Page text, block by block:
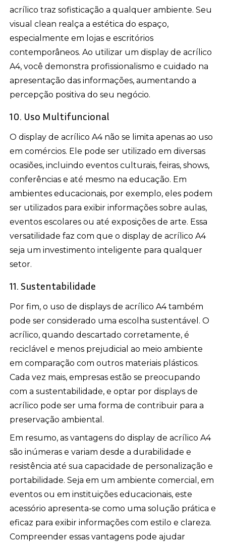
acrílico traz sofisticação a qualquer ambiente. Seu
visual clean realça a estética do espaço,
especialmente em lojas e escritórios
contemporâneos. Ao utilizar um display de acrílico
A4, você demonstra profissionalismo e cuidado na
apresentação das informações, aumentando a
percepção positiva do seu negócio.
10. Uso Multifuncional
O display de acrílico A4 não se limita apenas ao uso
em comércios. Ele pode ser utilizado em diversas
ocasiões, incluindo eventos culturais, feiras, shows,
conferências e até mesmo na educação. Em
ambientes educacionais, por exemplo, eles podem
ser utilizados para exibir informações sobre aulas,
eventos escolares ou até exposições de arte. Essa
versatilidade faz com que o display de acrílico A4
seja um investimento inteligente para qualquer
setor.
11. Sustentabilidade
Por fim, o uso de displays de acrílico A4 também
pode ser considerado uma escolha sustentável. O
acrílico, quando descartado corretamente, é
reciclável e menos prejudicial ao meio ambiente
em comparação com outros materiais plásticos.
Cada vez mais, empresas estão se preocupando
com a sustentabilidade, e optar por displays de
acrílico pode ser uma forma de contribuir para a
preservação ambiental.
Em resumo, as vantagens do display de acrílico A4
são inúmeras e variam desde a durabilidade e
resistência até sua capacidade de personalização e
portabilidade. Seja em um ambiente comercial, em
eventos ou em instituições educacionais, este
acessório apresenta-se como uma solução prática e
eficaz para exibir informações com estilo e clareza.
Compreender essas vantagens pode ajudar